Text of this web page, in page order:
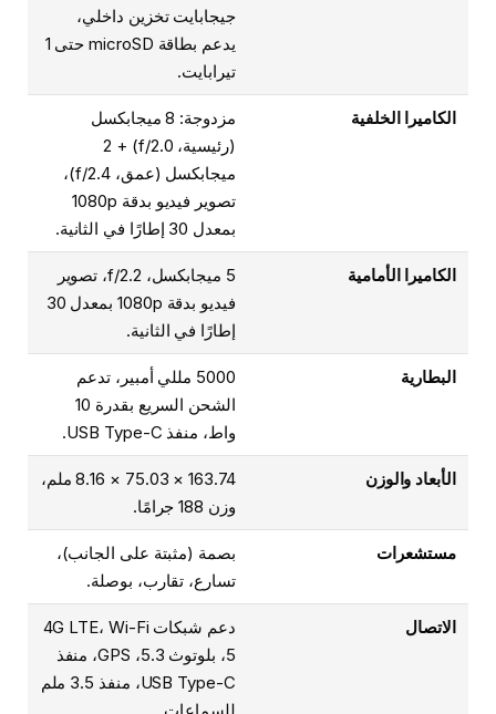
جيجابايت تخزين داخلي،
يدعم بطاقة microSD حتى 1
تيرابايت.
الكاميرا الخلفية
مزدوجة: 8 ميجابكسل
(رئيسية، f/2.0) + 2
ميجابكسل (عمق، f/2.4)،
تصوير فيديو بدقة 1080p
بمعدل 30 إطارًا في الثانية.
الكاميرا الأمامية
5 ميجابكسل، f/2.2، تصوير
فيديو بدقة 1080p بمعدل 30
إطارًا في الثانية.
البطارية
5000 مللي أمبير، تدعم
الشحن السريع بقدرة 10
واط، منفذ USB Type-C.
الأبعاد والوزن
163.74 × 75.03 × 8.16 ملم،
وزن 188 جرامًا.
مستشعرات
بصمة (مثبتة على الجانب)،
تسارع، تقارب، بوصلة.
الاتصال
دعم شبكات 4G LTE، Wi-Fi
5، بلوتوث 5.3، GPS، منفذ
USB Type-C، منفذ 3.5 ملم
للسماعات.